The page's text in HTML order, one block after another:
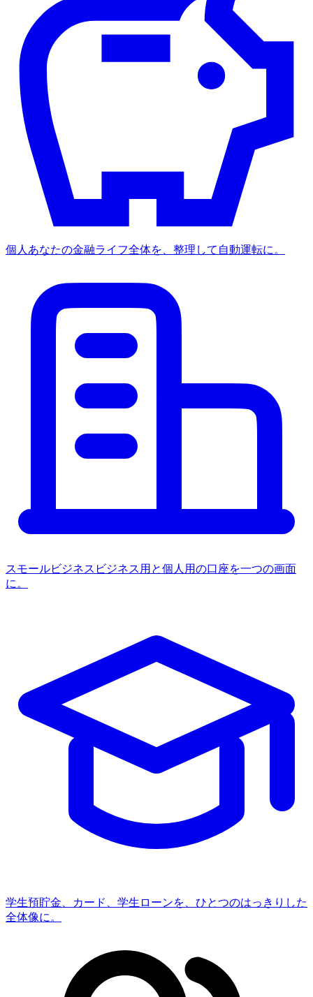
個人 あなたの金融ライフ全体を、整理して自動運転に。
スモールビジネス ビジネス用と個人用の口座を一つの画面
に。
学生預貯金、カード、学生ローンを、ひとつのはっきりした
全体像に。